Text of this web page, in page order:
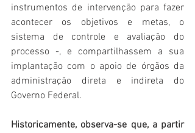
instrumentos de intervenção para fazer
acontecer os objetivos e metas, o
sistema de controle e avaliação do
processo -, e compartilhassem a sua
implantação com o apoio de órgãos da
administração direta e indireta do
Governo Federal.
Historicamente, observa-se que, a partir